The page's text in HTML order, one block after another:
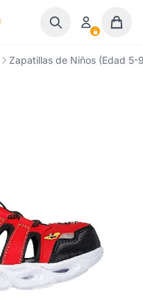
Zapatillas de Niños (Edad